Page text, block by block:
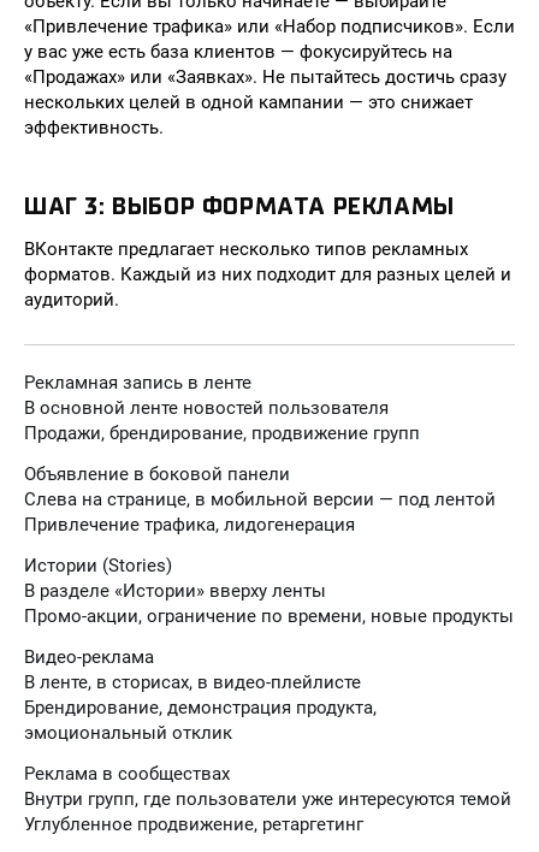
«Привлечение трафика» или «Набор подписчиков». Если
у вас уже есть база клиентов — фокусируйтесь на
«Продажах» или «Заявках». Не пытайтесь достичь сразу
нескольких целей в одной кампании — это снижает
эффективность.
ШАГ 3: ВЫБОР ФОРМАТА РЕКЛАМЫ
ВКонтакте предлагает несколько типов рекламных
форматов. Каждый из них подходит для разных целей и
аудиторий.
Рекламная запись в ленте
В основной ленте новостей пользователя
Продажи, брендирование, продвижение групп
Объявление в боковой панели
Слева на странице, в мобильной версии — под лентой
Привлечение трафика, лидогенерация
Истории (Stories)
В разделе «Истории» вверху ленты
Промо-акции, ограничение по времени, новые продукты
Видео-реклама
В ленте, в сторисах, в видео-плейлисте
Брендирование, демонстрация продукта,
эмоциональный отклик
Реклама в сообществах
Внутри групп, где пользователи уже интересуются темой
Углубленное продвижение, ретаргетинг